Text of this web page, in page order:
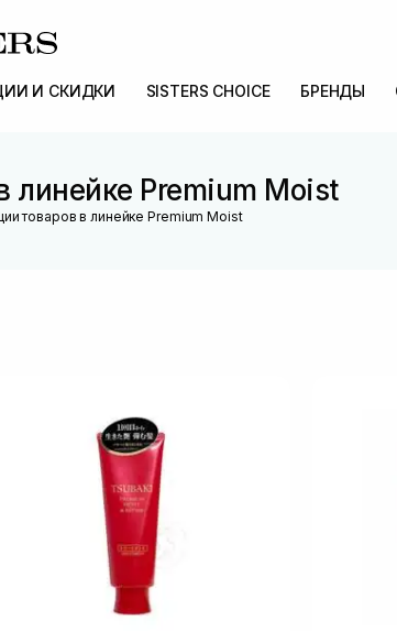
И СКИДКИ SISTERS CHOICE БРЕНДЫ
линейке Premium Moist
товаров в линейке Premium Moist